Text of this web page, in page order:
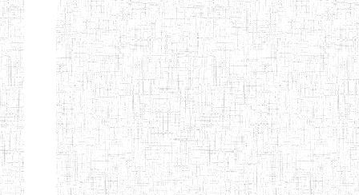
ENIEG DE
MOKOLO
24/09/1997 ENIEG
ENIEG DE
NKONGSAMBA
01/01/1958 ENIEG
ENIEG DE
YABASSI
01/11/2001 ENIEG